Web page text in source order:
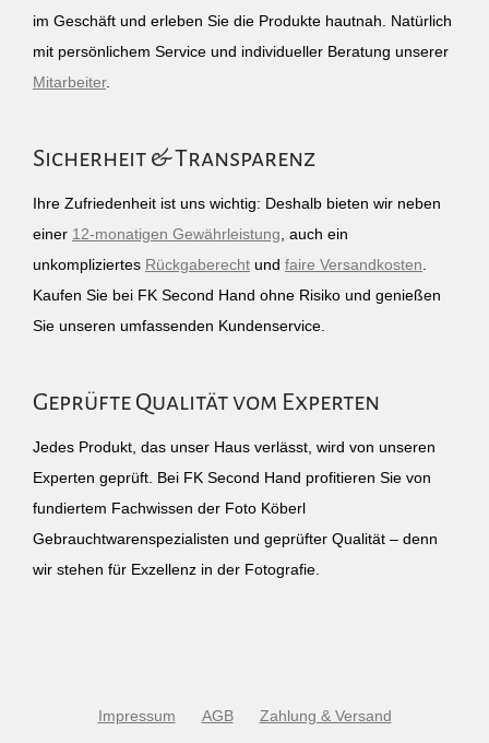
im Geschäft und erleben Sie die Produkte hautnah. Natürlich
mit persönlichem Service und individueller Beratung unserer
Mitarbeiter.
Sicherheit & Transparenz
Ihre Zufriedenheit ist uns wichtig: Deshalb bieten wir neben
einer 12-monatigen Gewährleistung , auch ein
unkompliziertes Rückgaberecht und faire Versandkosten
Kaufen Sie bei FK Second Hand ohne Risiko und genießen
Sie unseren umfassenden Kundenservice.
Geprüfte Qualität vom Experten
Jedes Produkt, das unser Haus verlässt, wird von unseren
Experten geprüft. Bei FK Second Hand profitieren Sie von
fundiertem Fachwissen der Foto Köberl
Gebrauchtwarenspezialisten und geprüfter Qualität – denn
wir stehen für Exzellenz in der Fotografie.
Impressum AGB Zahlung & Versand